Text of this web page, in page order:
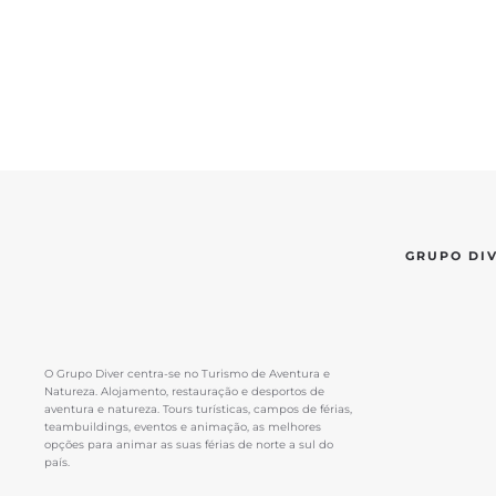
O Grupo Diver centra-se no Turismo de Aventura e
Natureza. Alojamento, restauração e desportos de
aventura e natureza. Tours turísticas, campos de férias,
teambuildings, eventos e animação, as melhores
opções para animar as suas férias de norte a sul do
país.
GRUPO